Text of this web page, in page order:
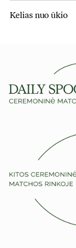
Kelias nuo ūkio